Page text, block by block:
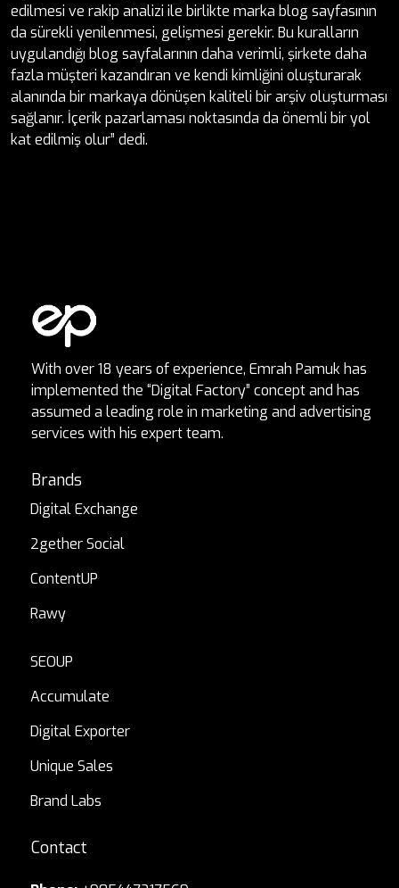
edilmesi ve rakip analizi ile birlikte marka blog sayfasının
da sürekli yenilenmesi, gelişmesi gerekir. Bu kuralların
uygulandığı blog sayfalarının daha verimli, şirkete daha
fazla müşteri kazandıran ve kendi kimliğini oluşturarak
alanında bir markaya dönüşen kaliteli bir arşiv oluşturması
sağlanır. İçerik pazarlaması noktasında da önemli bir yol
kat edilmiş olur” dedi.
With over 18 years of experience, Emrah Pamuk has
implemented the “Digital Factory” concept and has
assumed a leading role in marketing and advertising
services with his expert team.
Brands
Digital Exchange
2gether Social
ContentUP
Rawy
SEOUP
Accumulate
Digital Exporter
Unique Sales
Brand Labs
Contact